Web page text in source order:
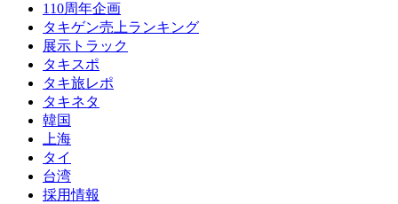
110周年企画
タキゲン売上ランキング
展示トラック
タキスポ
タキ旅レポ
タキネタ
韓国
上海
タイ
台湾
採用情報